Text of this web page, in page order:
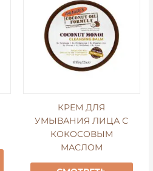
КРЕМ ДЛЯ
УМЫВАНИЯ ЛИЦА С
КОКОСОВЫМ
МАСЛОМ